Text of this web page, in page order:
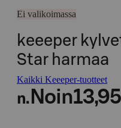
Ei valikoimassa
keeeper
Star harmaa
Kaikki Keeeper-tuotteet
n. Noin